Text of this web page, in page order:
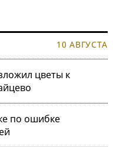
10 АВГУСТА
цветы к
по ошибке